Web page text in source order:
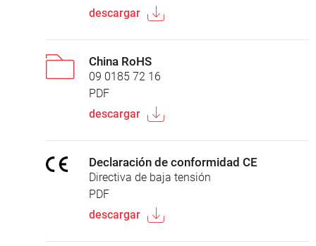
descargar
China RoHS
09 0185 72 16
PDF
descargar
Declaración de conformidad CE
Directiva de baja tensión
PDF
descargar